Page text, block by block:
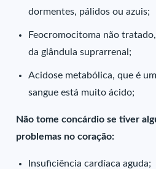
dormentes, pálidos ou azuis;
Feocromocitoma não
da glândula suprarrenal;
Acidose metabólica, que é
sangue está muito ácido;
Não tome concárdio se tiver
problemas no coração:
Insuficiência cardíaca aguda;